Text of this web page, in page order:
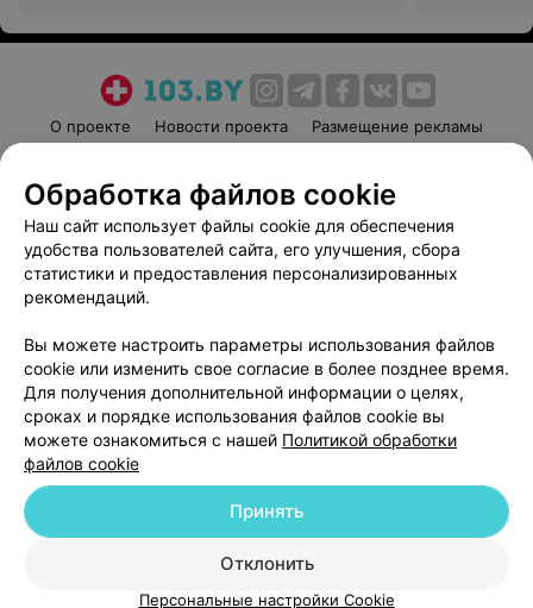
О проекте Новости проекта
Размещение рекламы
Пользовательское соглашение
Способы оплаты
Вакансии
Партнеры
Написать руководителю 103.by
Обработка персональных данных
© 2026 ООО «Артокс Лаб», УНП 191700409
| 220012, Республика Беларусь,
Служба поддержки +375 291212755
Обработка файлов cookie
Наш сайт использует файлы cookie для обеспечения
удобства пользователей сайта, его улучшения, сбора
статистики и предоставления персонализированных
рекомендаций.
Вы можете настроить параметры использования файлов
cookie или изменить свое согласие в более позднее время.
Для получения дополнительной информации о целях,
сроках и порядке использования файлов cookie вы
можете ознакомиться с нашей Политикой обработки
файлов cookie
Отклонить
Принять
Персональные настройки Cookie